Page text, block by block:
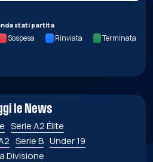
stati partita
Sospesa Rinviata Terminata
le News
Serie A2 Élite
Serie B Under 19
Divisione